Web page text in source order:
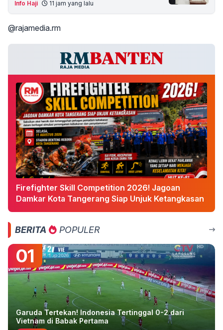
Info Haji 11 jam yang lalu
@rajamedia.rm
Firefighter Skill Competition 2026! Jagoan
Damkar Kota Tangerang Siap Unjuk Ketangkasan
BERITA POPULER
01
Garuda Tertekan! Indonesia Tertinggal 0-2 dari
Vietnam di Babak Pertama